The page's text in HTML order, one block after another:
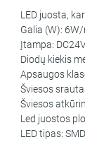
LED juosta,
Galia (W):
Įtampa:
Diodų kiekis
Apsaugos
Šviesos
Šviesos
Led juostos
LED tipas: